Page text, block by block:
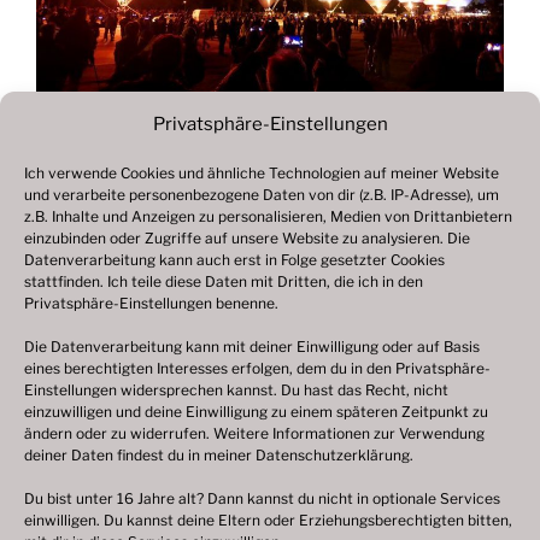
Privatsphäre-Einstellungen
Ich verwende Cookies und ähnliche Technologien auf meiner Website
und verarbeite personenbezogene Daten von dir (z.B. IP-Adresse), um
z.B. Inhalte und Anzeigen zu personalisieren, Medien von Drittanbietern
einzubinden oder Zugriffe auf unsere Website zu analysieren. Die
Datenverarbeitung kann auch erst in Folge gesetzter Cookies
stattfinden. Ich teile diese Daten mit Dritten, die ich in den
Privatsphäre-Einstellungen benenne.
Die Datenverarbeitung kann mit deiner Einwilligung oder auf Basis
eines berechtigten Interesses erfolgen, dem du in den Privatsphäre-
Einstellungen widersprechen kannst. Du hast das Recht, nicht
einzuwilligen und deine Einwilligung zu einem späteren Zeitpunkt zu
ändern oder zu widerrufen. Weitere Informationen zur Verwendung
deiner Daten findest du in meiner Datenschutzerklärung.
Du bist unter 16 Jahre alt? Dann kannst du nicht in optionale Services
einwilligen. Du kannst deine Eltern oder Erziehungsberechtigten bitten,
Beitragsnavigation
Vorheriger
Beitrag
Fotogalerie 2019
© 2003 – 2025 nilsbenthien.de,Datenschutzerklärung
|Cookie-Richtlinie EU|Impressum